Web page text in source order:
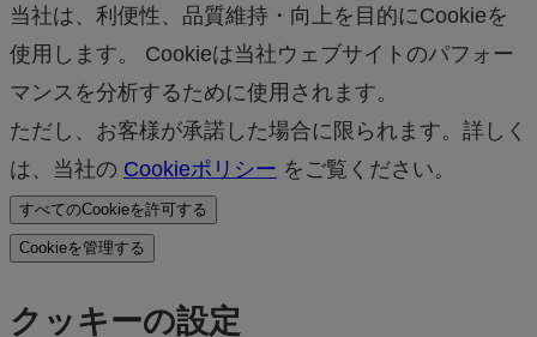
当社は、利便性、品質維持・向上を目的にCookieを
使用します。 Cookieは当社ウェブサイトのパフォー
マンスを分析するために使用されます。
ただし、お客様が承諾した場合に限られます。詳しく
は、当社の Cookieポリシー をご覧ください。
すべてのCookieを許可する
Cookieを管理する
クッキーの設定